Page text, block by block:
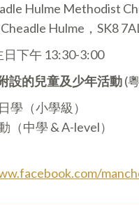
Hulme Methodist
Hulme，SK8
日下午 13:30-3:00
設的兒童及少年活動(
學（小學級）
（中學 & A-level）